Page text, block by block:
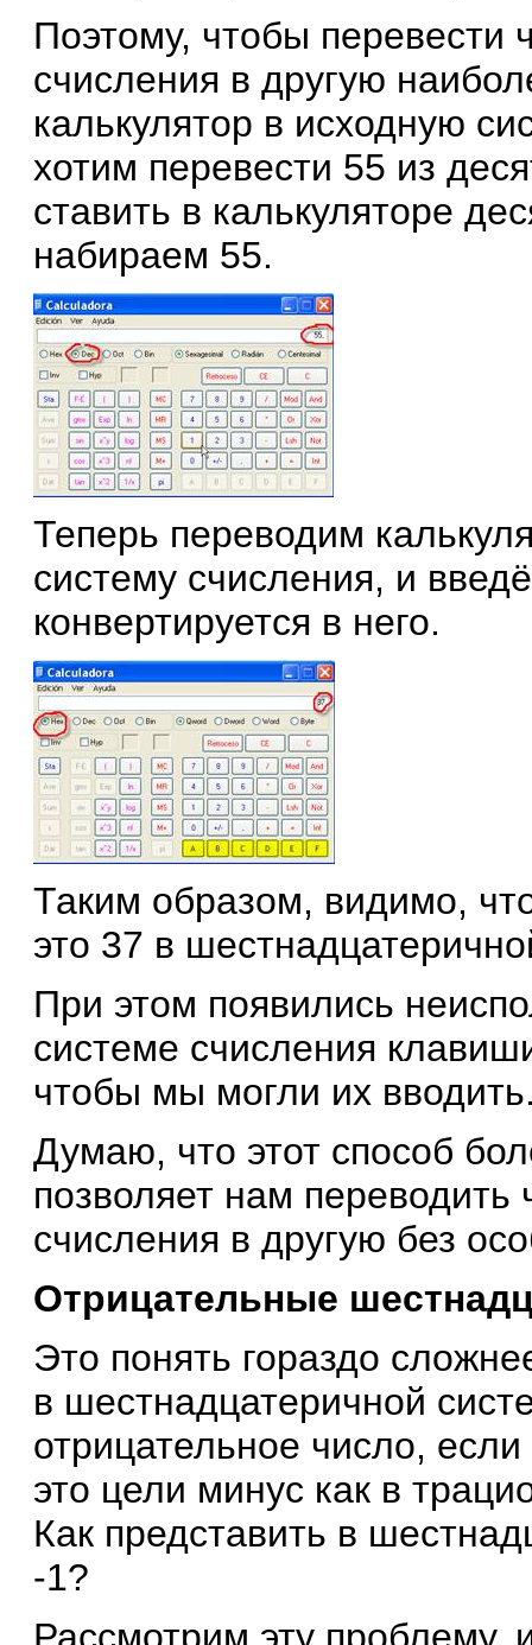
Поэтому, чтобы перевести
счисления в другую
калькулятор в исходную
хотим перевести 55 из
ставить в калькуляторе
набираем 55.
Теперь переводим
систему счисления, и
конвертируется в него.
Таким образом, видимо,
это 37 в
При этом появились
системе счисления
чтобы мы могли их
Думаю, что этот способ
позволяет нам
счисления в другую без
Отрицательные
Это понять гораздо
в шестнадцатеричной
отрицательное число,
это цели минус как в
Как представить в
-1?